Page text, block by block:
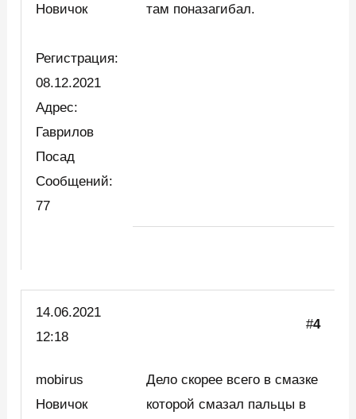
Новичок
Регистрация:
08.12.2021
Адрес:
Гаврилов
Посад
Сообщений:
77
там поназагибал.
14.06.2021
12:18
#4
mobirus
Новичок
Дело скорее всего в смазке
которой смазал пальцы в